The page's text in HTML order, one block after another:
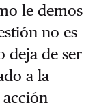
le demos
no es
deja de ser
a la
acción